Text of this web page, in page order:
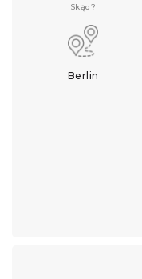
Skąd?
Berlin